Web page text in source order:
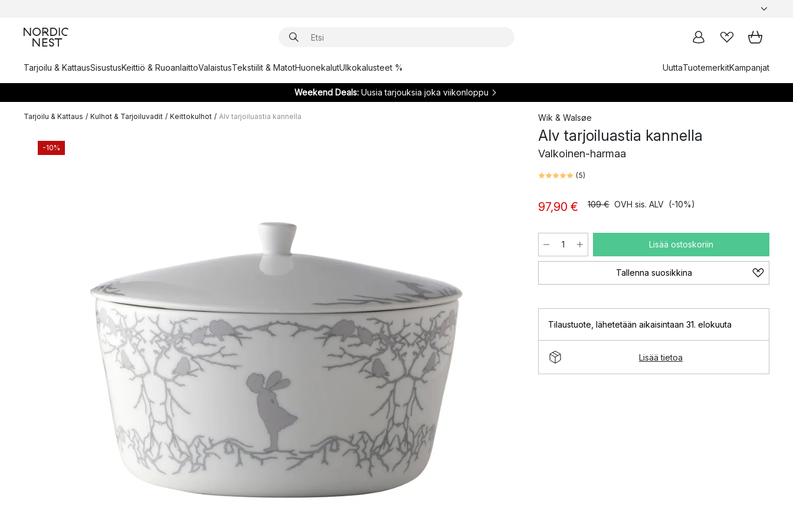
Tarjoilu & KattausSisustusKeittiö & RuoanlaittoValaistusTekstiilit & MatotHuonekalutUlkokalusteet % UuttaTuotemerkitKampanjat
Weekend Deals:Uusia tarjouksia joka viikonloppu
Tarjoilu & Kattaus / Kulhot & Tarjoiluvadit / Keittokulhot / Alv tarjoiluastia kannella
-10%
Wik & Walsøe
Alv tarjoiluastia kannella
Valkoinen-harmaa
(5)
97,90 € 109 € OVH sis. ALV (-10%)
Lisää ostoskoriin
Tallenna suosikkina
Tilaustuote lähetetään aikaisintaan 31. elokuuta
Lisää tietoa